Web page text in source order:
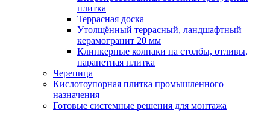
плитка
Террасная доска
Утолщённый террасный, ландшафтный
керамогранит 20 мм
Клинкерные колпаки на столбы, отливы,
парапетная плитка
Черепица
Кислотоупорная плитка промышленного
назначения
Готовые системные решения для монтажа